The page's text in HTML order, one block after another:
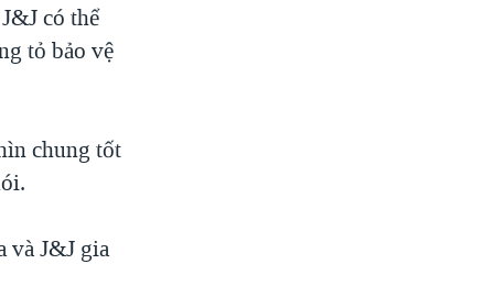
có thể
tỏ bảo vệ
chung tốt
và J&J gia